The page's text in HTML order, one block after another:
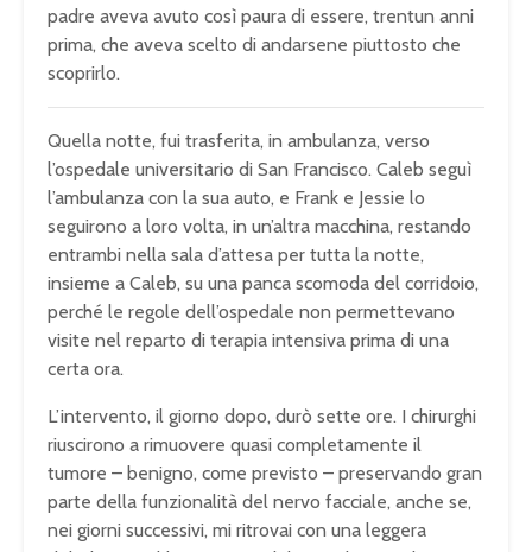
padre aveva avuto così paura di essere, trentun anni
prima, che aveva scelto di andarsene piuttosto che
scoprirlo.
Quella notte, fui trasferita, in ambulanza, verso
l’ospedale universitario di San Francisco. Caleb seguì
l’ambulanza con la sua auto, e Frank e Jessie lo
seguirono a loro volta, in un’altra macchina, restando
entrambi nella sala d’attesa per tutta la notte,
insieme a Caleb, su una panca scomoda del corridoio,
perché le regole dell’ospedale non permettevano
visite nel reparto di terapia intensiva prima di una
certa ora.
L’intervento, il giorno dopo, durò sette ore. I chirurghi
riuscirono a rimuovere quasi completamente il
tumore – benigno, come previsto – preservando gran
parte della funzionalità del nervo facciale, anche se,
nei giorni successivi, mi ritrovai con una leggera